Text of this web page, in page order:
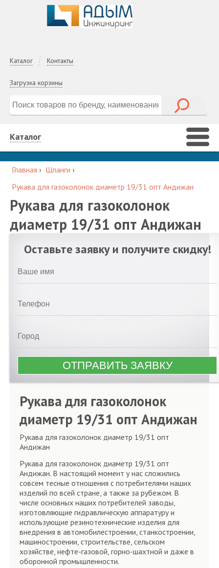
Каталог Контакты
Загрузка корзины
Каталог
Главная › Шланги ›
Рукава для газоколонок диаметр 19/31 опт Андижан
Рукава для газоколонок
диаметр 19/31 опт Андижан
Оставьте заявку и получите скидку!
Рукава для газоколонок
диаметр 19/31 опт Андижан
Рукава для газоколонок диаметр 19/31 опт
Андижан
Рукава для газоколонок диаметр 19/31 опт
Андижан. В настоящий момент у нас сложились
совсем тесные отношения с потребителями наших
изделий по всей стране, а также за рубежом. В
числе основных наших потребителей заводы,
изготовляющие гидравлическую аппаратуру и
использующие резинотехнические изделия для
внедрения в автомобилестроении, станкостроении,
машиностроении, строительстве, сельском
хозяйстве, нефте-газовой, горно-шахтной и даже в
оборонной промышленности.